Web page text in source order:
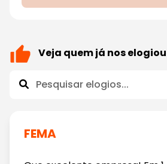
Veja quem já nos elogiou
FEMA